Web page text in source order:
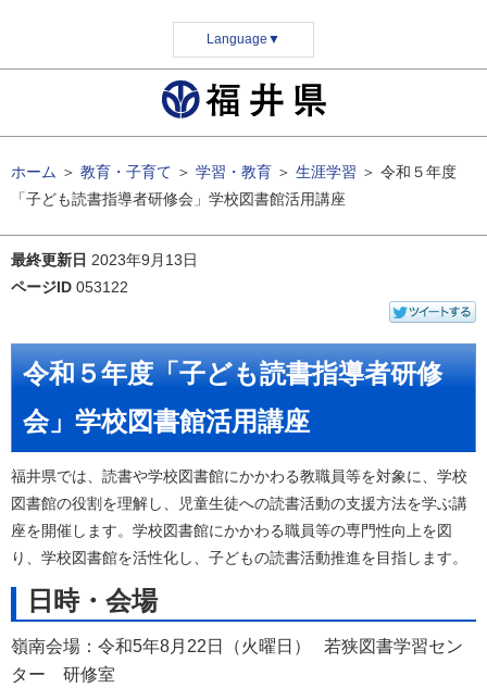
Language ▼
ホーム ＞ 教育・子育て ＞ 学習・教育 ＞ 生涯学習 ＞ 令和５年度
「子ども読書指導者研修会」学校図書館活用講座
最終更新日 2023年9月13日
ページID 053122
令和５年度「子ども読書指導者研修
会」学校図書館活用講座
福井県では、読書や学校図書館にかかわる教職員等を対象に、学校
図書館の役割を理解し、児童生徒への読書活動の支援方法を学ぶ講
座を開催します。学校図書館にかかわる職員等の専門性向上を図
り、学校図書館を活性化し、子どもの読書活動推進を目指します。
日時・会場
嶺南会場：令和5年8月22日（火曜日） 若狭図書学習セン
ター 研修室